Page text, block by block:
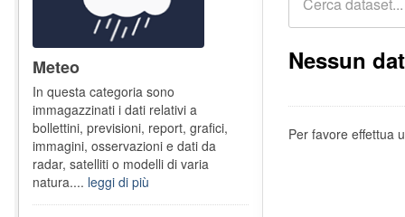
Nessun
Per favore effettua
Meteo
In questa categoria sono
immagazzinati i dati relativi a
bollettini, previsioni, report, grafici,
immagini, osservazioni e dati da
radar, satelliti o modelli di varia
natura.... leggi di più